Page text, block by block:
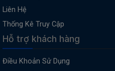
Liên Hệ
Thống Kê Truy Cập
Hỗ trợ khách hàng
Điều Khoản Sử Dụng